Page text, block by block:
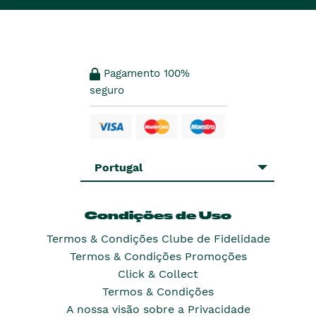
Pagamento 100%
seguro
Portugal
Condições de Uso
Termos & Condições Clube de Fidelidade
Termos & Condições Promoções
Click & Collect
Termos & Condições
A nossa visão sobre a Privacidade